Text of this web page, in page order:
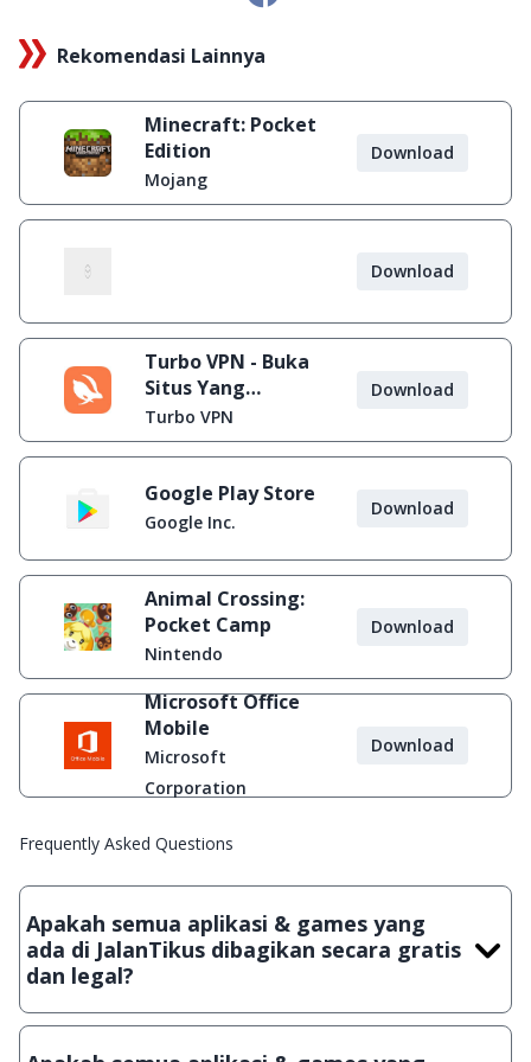
Rekomendasi Lainnya
Minecraft: Pocket
Edition
Mojang
Download
Download
Turbo VPN - Buka
Situs Yang
Diblokir
Turbo VPN
Download
Google Play Store
Google Inc.
Download
Animal Crossing:
Pocket Camp
Nintendo
Download
Microsoft Office
Mobile
Microsoft
Corporation
Download
Frequently Asked Questions
Apakah semua aplikasi & games yang
ada di JalanTikus dibagikan secara gratis
dan legal?
Ya, JalanTikus hanya membagikan aplikasi & games yang